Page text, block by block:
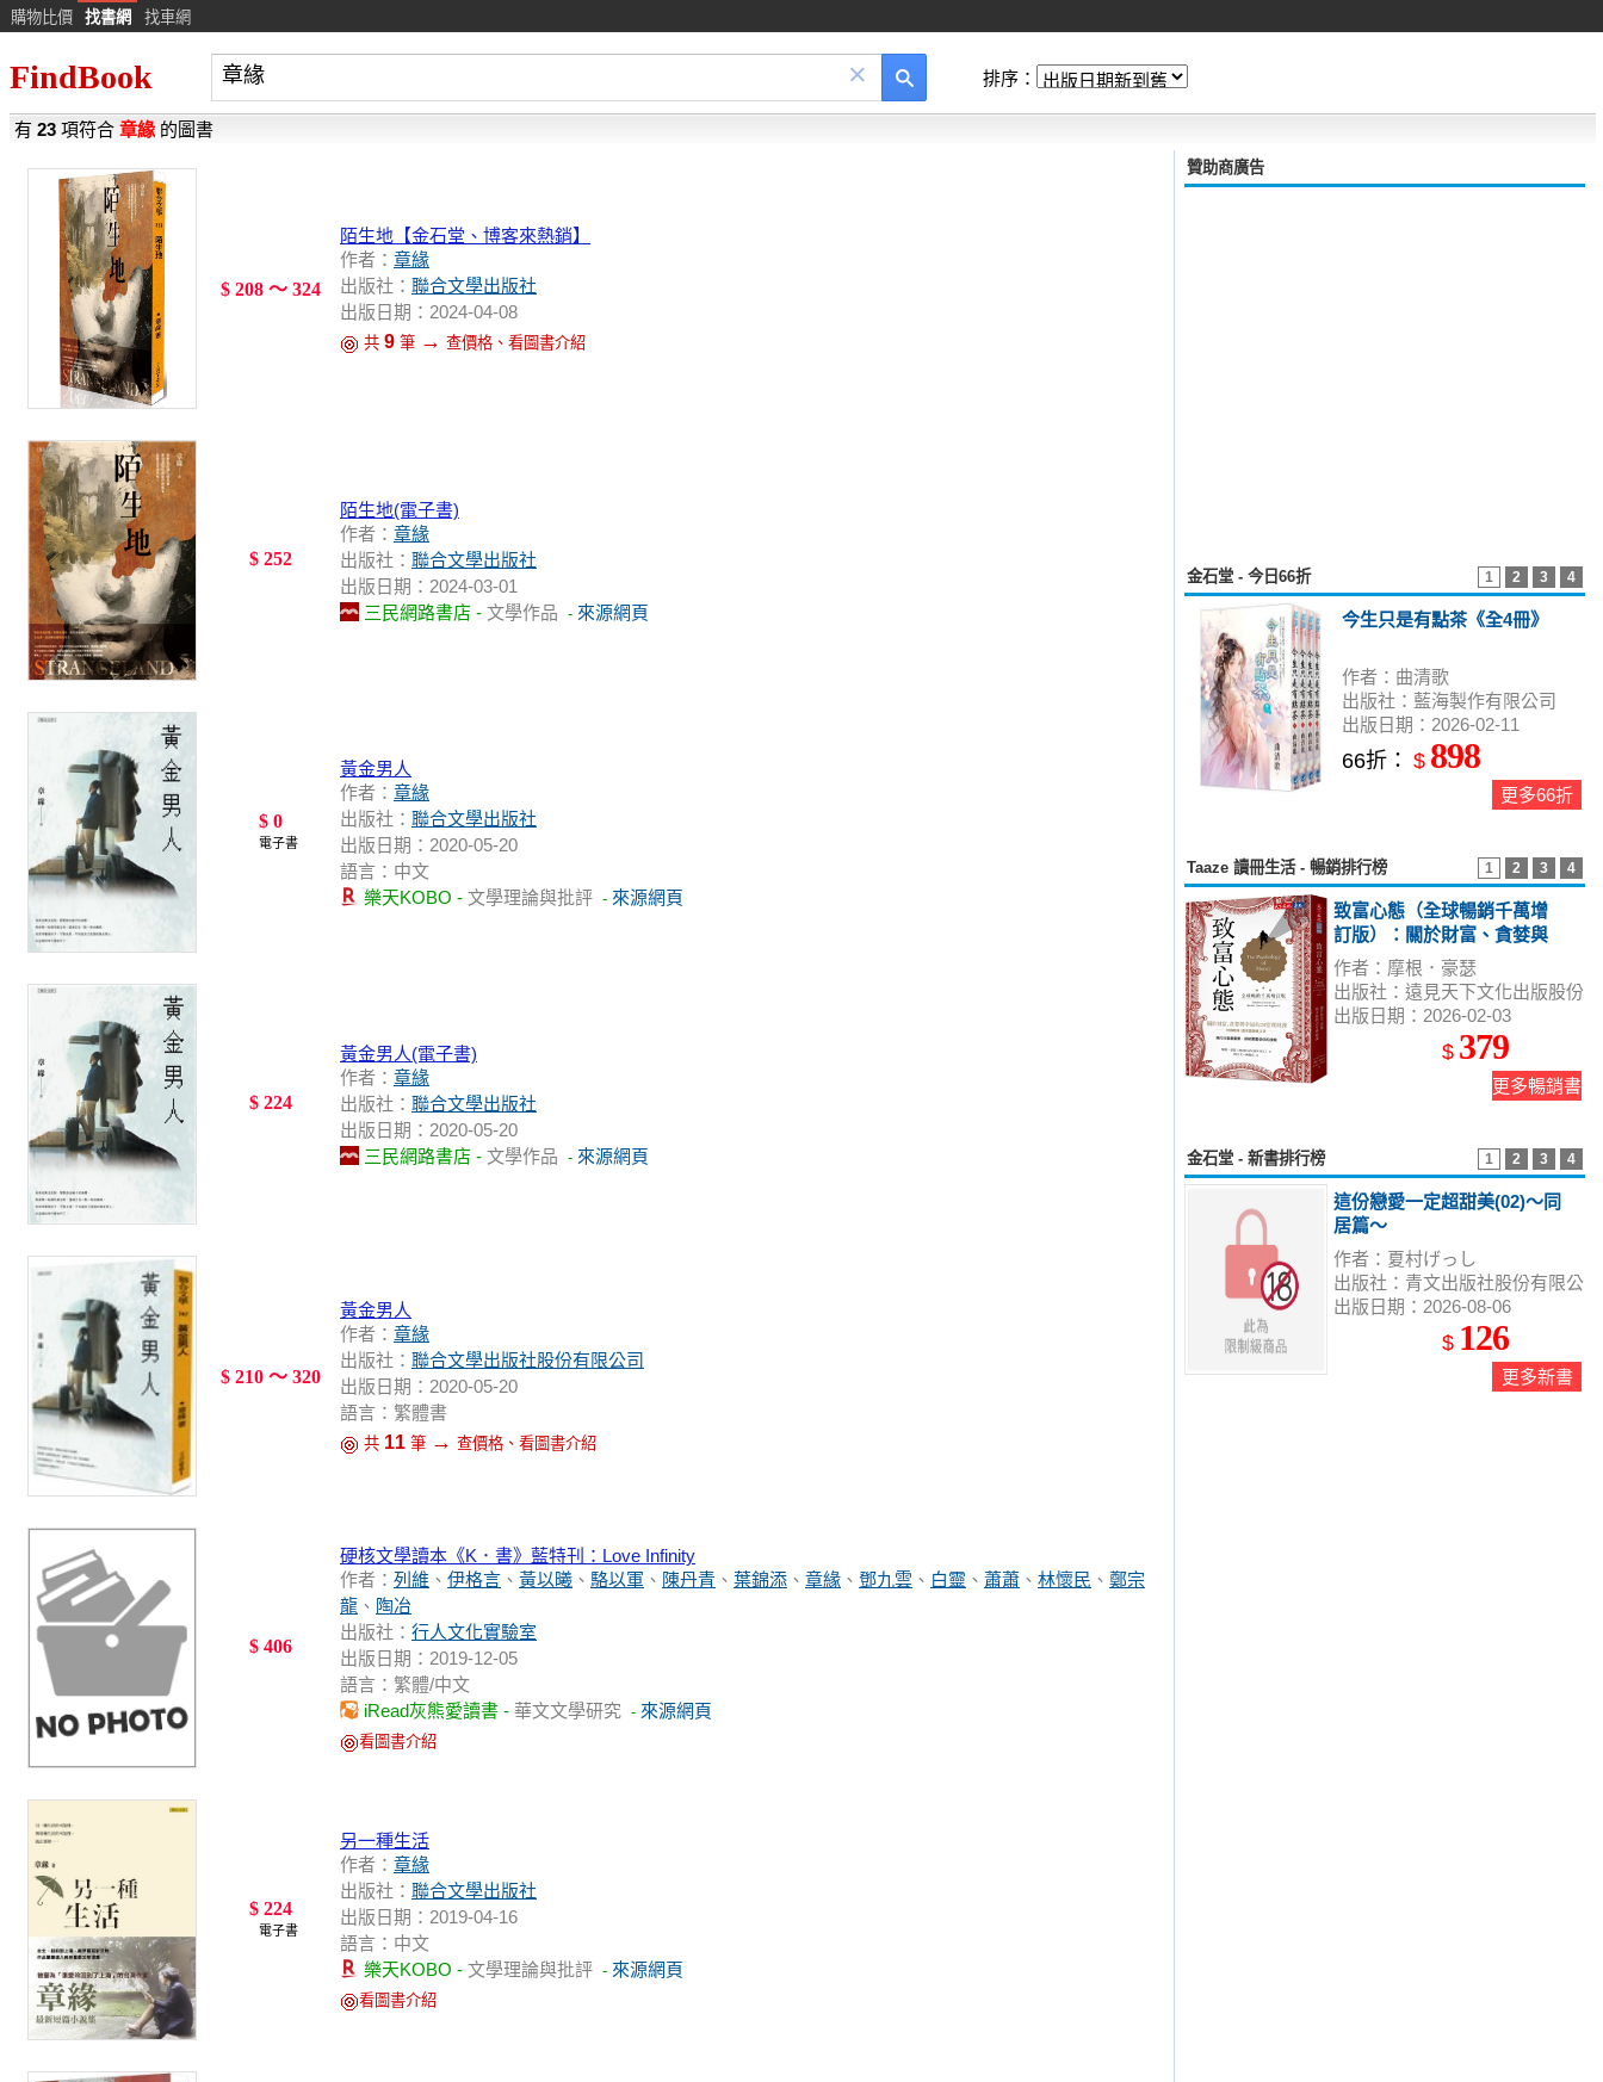
購物比價 找書網 找車網
FindBook × 排序：
有 23 項符合 章緣的圖書
$ 208 ～ 324
陌生地【金石堂、博客來熱銷】
作者： 章緣
出版社： 聯合文學出版社
出版日期：2024-04-08
共 9 筆 → 查價格、看圖書介紹
$ 252
陌生地(電子書)
作者： 章緣
出版社： 聯合文學出版社
出版日期：2024-03-01
三民網路書店 - 文學作品 - 來源網頁
$ 0
電子書
黃金男人
作者： 章緣
出版社： 聯合文學出版社
出版日期：2020-05-20
語言：中文
樂天KOBO - 文學理論與批評 - 來源網頁
$ 224
黃金男人(電子書)
作者： 章緣
出版社： 聯合文學出版社
出版日期：2020-05-20
三民網路書店 - 文學作品 - 來源網頁
$ 210 ～ 320
黃金男人
作者： 章緣
出版社： 聯合文學出版社股份有限公司
出版日期：2020-05-20
語言：繁體書
共 11 筆 → 查價格、看圖書介紹
$ 406
硬核文學讀本《K．書》藍特刊：Love Infinity
作者： 列維 、 伊格言 、 黃以曦 、 駱以軍 、 陳丹青 、 葉錦添 、 章緣 、 鄧九雲 、 白靈 、 蕭蕭 、 林懷民 、 鄭宗
龍 、 陶冶
出版社： 行人文化實驗室
出版日期：2019-12-05
語言：繁體/中文
iRead灰熊愛讀書 - 華文文學研究 - 來源網頁
看圖書介紹
$ 224
電子書
另一種生活
作者： 章緣
出版社： 聯合文學出版社
出版日期：2019-04-16
語言：中文
樂天KOBO - 文學理論與批評 - 來源網頁
看圖書介紹
贊助商廣告
1 2 3 4
金石堂 - 今日66折
今生只是有點茶《全4冊》
作者：曲清歌
出版社：藍海製作有限公司
出版日期：2026-02-11
66折： $ 898
更多66折
1 2 3 4
Taaze 讀冊生活 - 暢銷排行榜
致富心態（全球暢銷千萬增
訂版）：關於財富、貪婪與
幸福的20堂理財課
作者：摩根．豪瑟
出版社：遠見天下文化出版股份
有限公司
出版日期：2026-02-03
$ 379
更多暢銷書
1 2 3 4
金石堂 - 新書排行榜
這份戀愛一定超甜美(02)～同
居篇～
作者：夏村げっし
出版社：青文出版社股份有限公
司
出版日期：2026-08-06
$ 126
更多新書